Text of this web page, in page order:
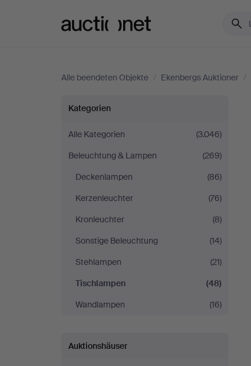
Alle beendeten Objekte / Ekenbergs Auktioner /
Tischlampen
bei
Ekenbergs
Auktioner
Kategorien
Alle Kategorien
(3.046)
Beleuchtung & Lampen
(269)
Deckenlampen
(86)
Kerzenleuchter
(76)
Kronleuchter
(8)
Sonstige Beleuchtung
(14)
Stehlampen
(21)
Tischlampen
(48)
Wandlampen
(16)
Auktionshäuser